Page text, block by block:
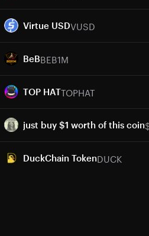
Virtue USDVUSD
BeBBEB1M
TOP HATTOPHAT
just buy $1 worth of this coin
DuckChain TokenDUCK